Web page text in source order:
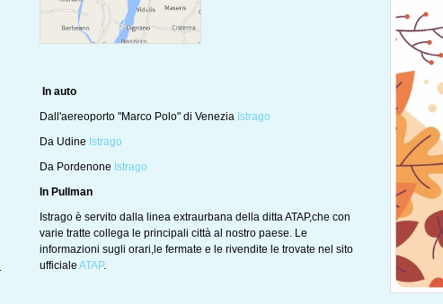
In auto
Dall'aereoporto "Marco Polo" di Venezia Istrago
Da Udine Istrago
Da Pordenone Istrago
In Pullman
Istrago è servito dalla linea extraurbana della ditta ATAP,che con
varie tratte collega le principali città al nostro paese. Le
informazioni sugli orari,le fermate e le rivendite le trovate nel sito
ufficiale ATAP.